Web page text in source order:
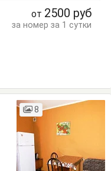
от 2500 руб
за номер за 1 сутки
8